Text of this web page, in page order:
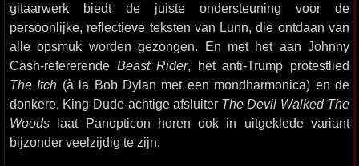
gitaarwerk biedt de juiste ondersteuning voor de
persoonlijke, reflectieve teksten van Lunn, die ontdaan van
alle opsmuk worden gezongen. En met het aan Johnny
Cash-refererende Beast Rider, het anti-Trump protestlied
The Itch (à la Bob Dylan met een mondharmonica) en de
donkere, King Dude-achtige afsluiter The Devil Walked The
Woods laat Panopticon horen ook in uitgeklede variant
bijzonder veelzijdig te zijn.